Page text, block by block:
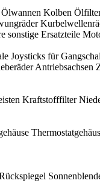
Ölwannen Kolben
sonstige Ersatzteile
Joysticks für
Antriebsachsen
Kraftstofffilter